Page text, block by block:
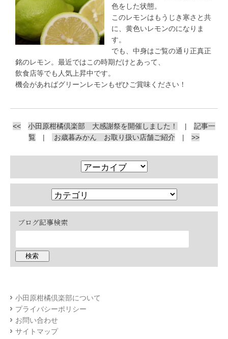
色をした状態。
このレモンはもうじき寒さと共
に、黄色いレモンのになりま
す。
でも、中身はご覧の通り正真正
銘のレモン。最近ではこの時期だけとあって、
飲食店等でも人気上昇中です。
機会があればグリーンレモンもぜひご賞味ください！
<< 小田原柑橘倶楽部 大感謝祭を開催しました！ | 記事一
覧 | お歳暮みかん お取り扱い店舗ご紹介 | >>
ブログ記事検索
小田原柑橘倶楽部について
プライバシーポリシー
お問い合わせ
サイトマップ